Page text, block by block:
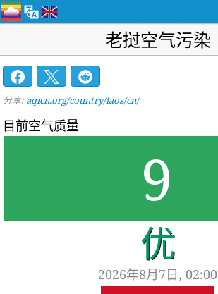
老挝空气污染
分享: aqicn.org/country/laos/cn/
目前空气质量
9
优
2026年8月7日, 02:00